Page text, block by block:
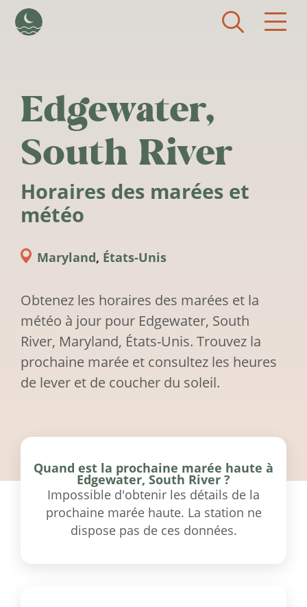
Edgewater,
South River
Horaires des marées et
météo
Maryland, États-Unis
Obtenez les horaires des marées et la
météo à jour pour Edgewater, South
River, Maryland, États-Unis. Trouvez la
prochaine marée et consultez les heures
de lever et de coucher du soleil.
Quand est la prochaine marée haute à
Edgewater, South River ?
Impossible d'obtenir les détails de la
prochaine marée haute. La station ne
dispose pas de ces données.